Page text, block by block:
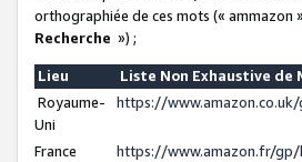
orthographiée de ces mots (« ammazon
Recherche ») ;
Lieu
Liste Non Exhaustive de
Royaume-
Uni
https://
France
https://www.amazon.fr/gp/